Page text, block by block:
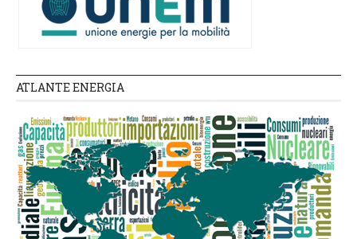
ATLANTE ENERGIA